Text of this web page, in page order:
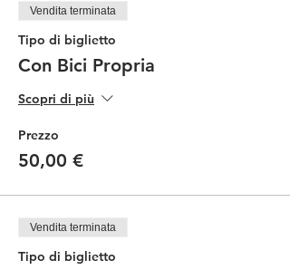
Vendita terminata
Tipo di biglietto
Con Bici Propria
Scopri di più
Prezzo
50,00 €
Vendita terminata
Tipo di biglietto